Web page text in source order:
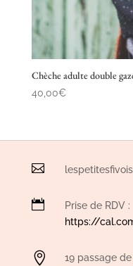
Chèche adulte double
40,00€


Prise de RDV :
https://

19 passage